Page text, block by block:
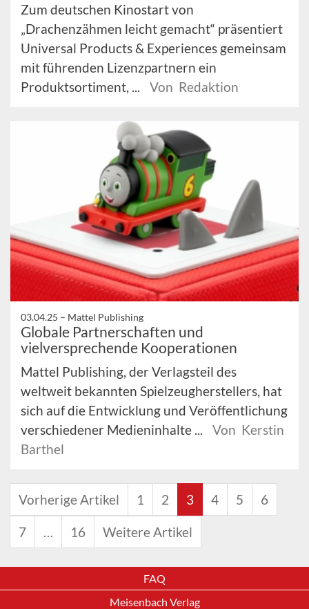
Zum deutschen Kinostart von
„Drachenzähmen leicht gemacht“ präsentiert
Universal Products & Experiences gemeinsam
mit führenden Lizenzpartnern ein
Produktsortiment, ...
Von Redaktion
03.04.25 – Mattel Publishing
Globale Partnerschaften und
vielversprechende Kooperationen
Mattel Publishing, der Verlagsteil des
weltweit bekannten Spielzeugherstellers, hat
sich auf die Entwicklung und Veröffentlichung
verschiedener Medieninhalte ...
Von Kerstin
Barthel
Vorherige Artikel 1 2 3 4 5 6
7 … 16 Weitere Artikel
FAQ
Meisenbach Verlag